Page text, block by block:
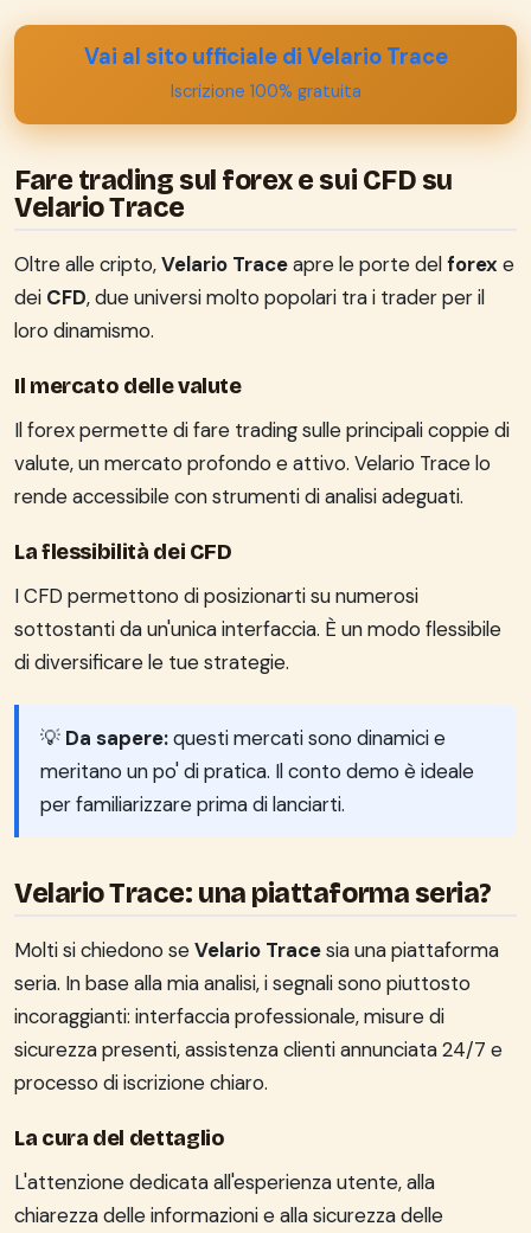
Vai al sito ufficiale di Velario Trace
Iscrizione 100% gratuita
Fare trading sul forex e sui CFD su
Velario Trace
Oltre alle cripto,Velario Traceapre le porte delforex e
dei CFD, due universi molto popolari tra i trader per il
loro dinamismo.
Il mercato delle valute
Il forex permette di fare trading sulle principali coppie di
valute, un mercato profondo e attivo. Velario Trace lo
rende accessibile con strumenti di analisi adeguati.
La flessibilità dei CFD
I CFD permettono di posizionarti su numerosi
sottostanti da un'unica interfaccia. È un modo flessibile
di diversificare le tue strategie.
💡 Da sapere:questi mercati sono dinamici e
meritano un po' di pratica. Il conto demo è ideale
per familiarizzare prima di lanciarti.
Velario Trace: una piattaforma seria?
Molti si chiedono seVelario Tracesia una piattaforma
seria. In base alla mia analisi, i segnali sono piuttosto
incoraggianti: interfaccia professionale, misure di
sicurezza presenti, assistenza clienti annunciata 24/7 e
processo di iscrizione chiaro.
La cura del dettaglio
L'attenzione dedicata all'esperienza utente, alla
chiarezza delle informazioni e alla sicurezza delle